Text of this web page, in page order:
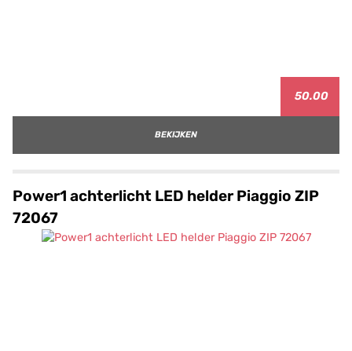
50.00
BEKIJKEN
Power1 achterlicht LED helder Piaggio ZIP
72067